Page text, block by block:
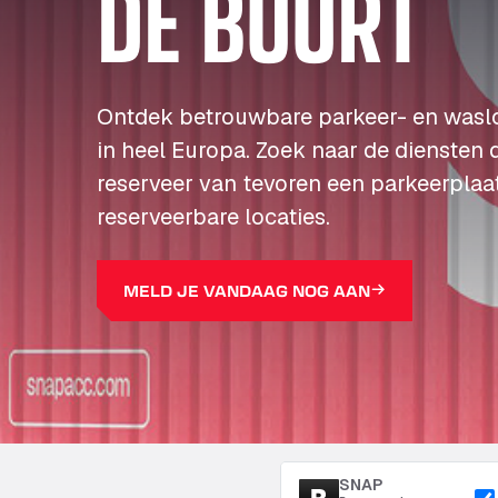
Ontdek betrouwbare parkeer- en
in heel Europa. Zoek naar de diensten
reserveer van tevoren een
reserveerbare locaties.
MELD JE VANDAAG NOG AAN
SNAP